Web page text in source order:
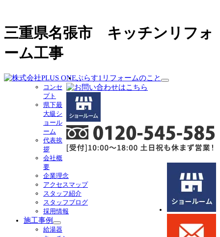
三重県名張市 キッチンリフォ
ーム工事
ぷらす1リフォームのこと
サ
ー
を
展
コンセ
プト
県下最
大級シ
ョール
ーム
代表挨
拶
会社概
要
企業理念
アクセスマップ
スタッフ紹介
スタッフブログ
採用情報
施工事例
サ
ブ
給湯器